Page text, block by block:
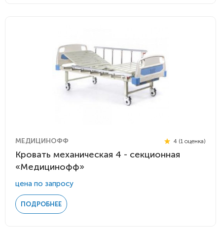
МЕДИЦИНОФФ 4 (1 оценка)
Кровать механическая 4 - секционная
«Медицинофф»
цена по запросу
ПОДРОБНЕЕ